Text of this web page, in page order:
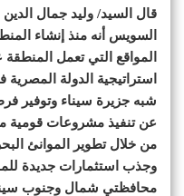
قال السيد/ وليد جمال الدين
السويس أنه منذ إنشاء
المواقع التي تعمل
استراتيجية الدولة
شبه جزيرة سيناء وتوفير
عن تنفيذ مشروعات قومية
من خلال تطوير الموانئ
وجذب استثمارات جديدة
محافظتي شمال وجنوب